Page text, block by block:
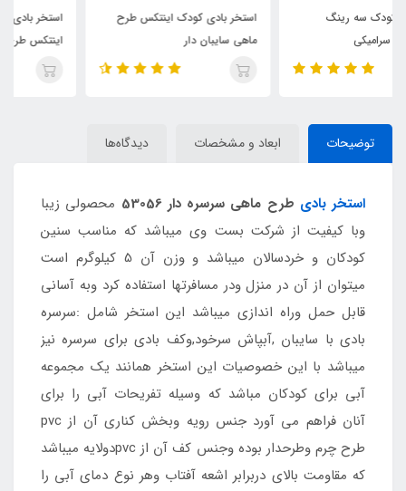
استخر بادی کودک اینتکس طرح
ماهی سایبان دار
استخر بادی سه رینگ کودک
توضیحات ابعاد و مشخصات دیدگاه‌ها
استخر بادی طرح ماهی سرسره دار 53056
محصولی زیبا
وبا کیفیت از شرکت بست وی میباشد که مناسب سنین
کودکان و خردسالان میباشد و وزن آن 5 کیلوگرم است
میتوان از آن در منزل ودر مسافرتها استفاده کرد وبه آسانی
قابل حمل وراه اندازی میباشد این استخر شامل :سرسره
بادی با سایبان ,آبپاش سرخود,وکف بادی برای سرسره نیز
میباشد با این خصوصیات این استخر همانند یک مجموعه
آبی برای کودکان مباشد که وسیله تفریحات آبی را برای
آنان فراهم می آورد جنس رویه وبخش کناری آن از pvc
طرح چرم وطرحدار بوده وجنس کف آن از pvcدولایه میباشد
که مقاومت بالای دربرابر اشعه آفتاب وهر نوع دمای آبی را